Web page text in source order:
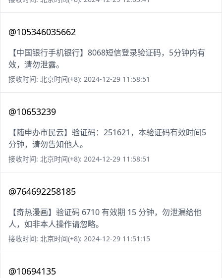
@105346035662
【中国银行手机银行】8068短信登录验证码，5分钟内有
效，请勿泄露。
接收时间: 北京时间(+8): 2024-12-29 11:58:51
@10653239
【随申办市民云】验证码：251621，本验证码有效时间5
分钟，请勿告知他人。
接收时间: 北京时间(+8): 2024-12-29 11:58:51
@764692258185
【奇热漫画】验证码 6710 有效期 15 分钟，勿泄漏给他
人，如非本人操作请忽略。
接收时间: 北京时间(+8): 2024-12-29 11:51:15
@10694135